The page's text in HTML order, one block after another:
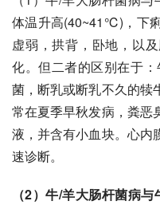
体温升高(40~41℃)，下
虚弱，拱背，卧地，以
化。但二者的区别在于：
菌 ，断乳或断乳不久的
常在夏季早秋发病，粪恶
液，并含有小血块。心内
速诊断。
（2）牛/羊大肠杆菌病